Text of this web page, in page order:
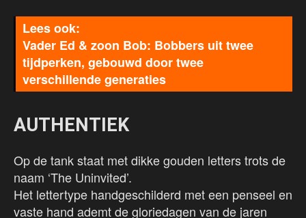
Vader Ed & zoon Bob: Bobbers uit twee
tijdperken, gebouwd door twee
verschillende generaties
AUTHENTIEK
Op de tank staat met dikke gouden letters trots de
naam ‘The Uninvited’.
Het lettertype handgeschilderd met een penseel en
vaste hand ademt de gloriedagen van de jaren